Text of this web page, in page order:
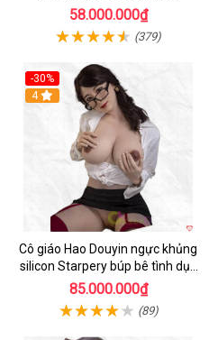
58.000.000₫
(379)
-30%
4
Cô giáo Hao Douyin ngực khủng
silicon Starpery búp bê tình dục
cao cấp 172cm
85.000.000₫
(89)